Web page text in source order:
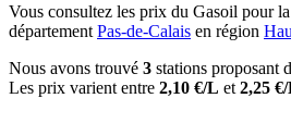
Vous consultez les prix du Gasoil pour
département Pas-de-Calais en région
Nous avons trouvé 3 stations proposant
Les prix varient entre 2,10 €/L et 2,25